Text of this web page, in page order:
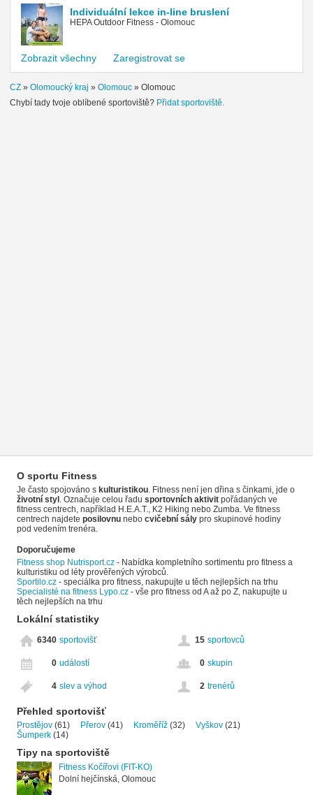
Individuální lekce in-line bruslení
HEPA Outdoor Fitness - Olomouc
Zobrazit všechny Zaregistrovat se
CZ » Olomoucký kraj » Olomouc » Olomouc
Chybí tady tvoje oblíbené sportoviště? Přidat sportoviště.
O sportu Fitness
Je často spojováno s kulturistikou . Fitness není jen dřina s činkami, jde o
životní styl . Označuje celou řadu sportovních aktivit pořádaných ve
fitness centrech, například H.E.A.T., K2 Hiking nebo Zumba. Ve fitness
centrech najdete posilovnu nebo cvičební sály pro skupinové hodiny
pod vedením trenéra.
Doporučujeme
Fitness shop Nutrisport.cz - Nabídka kompletního sortimentu pro fitness a
kulturistiku od léty prověřených výrobců.
Sportilo.cz - speciálka pro fitness, nakupujte u těch nejlepších na trhu
Specialisté na fitness Lypo.cz - vše pro fitness od A až po Z, nakupujte u
těch nejlepších na trhu
Lokální statistiky
6340 sportovišť 15 sportovců
0 událostí 0 skupin
4 slev a výhod 2 trenérů
Přehled sportovišť
Prostějov (61) Přerov (41) Kroměříž (32) Vyškov (21)
Šumperk (14)
Tipy na sportoviště
Fitness Kočířovi (FIT-KO)
Dolní hejčínská, Olomouc